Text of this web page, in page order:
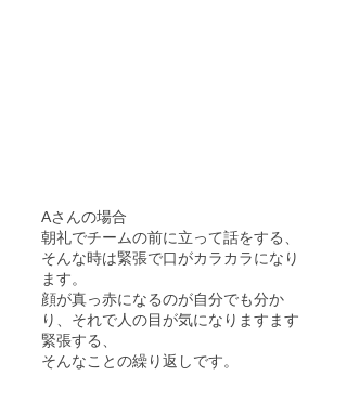
Aさんの場合
朝礼でチームの前に立って話をする、
そんな時は緊張で口がカラカラになり
ます。
顔が真っ赤になるのが自分でも分か
り、それで人の目が気になりますます
緊張する、
そんなことの繰り返しです。